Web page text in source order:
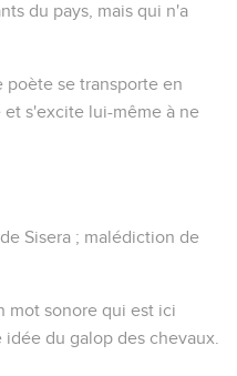
du pays, mais qui n'a
poète se transporte en
s'excite lui-même à ne
Sisera ; malédiction de
mot sonore qui est ici
du galop des chevaux.